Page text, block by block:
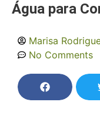
Água para
Marisa
No Comments